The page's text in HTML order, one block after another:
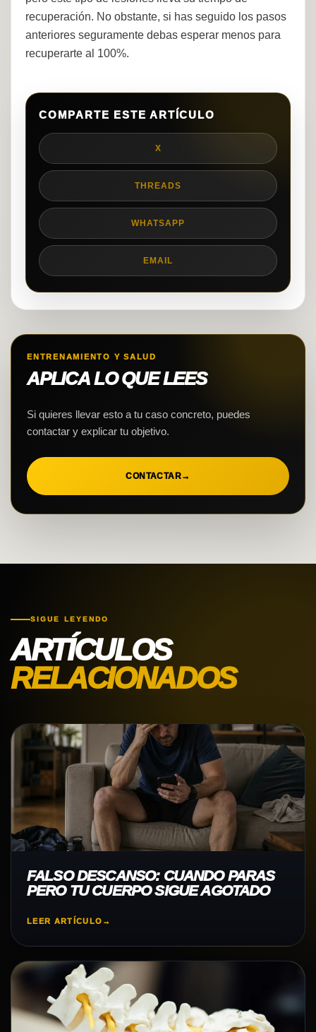
recuperación. No obstante, si has seguido los pasos
anteriores seguramente debas esperar menos para
recuperarte al 100%.
COMPARTE ESTE ARTÍCULO
X
THREADS
WHATSAPP
EMAIL
ENTRENAMIENTO Y SALUD
APLICA LO QUE LEES
Si quieres llevar esto a tu caso concreto, puedes
contactar y explicar tu objetivo.
CONTACTAR→
SIGUE LEYENDO
ARTÍCULOS
RELACIONADOS
FALSO DESCANSO: CUANDO PARAS
PERO TU CUERPO SIGUE AGOTADO
LEER ARTÍCULO →